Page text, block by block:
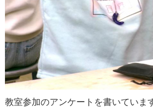
教室参加のアンケートを書いていま